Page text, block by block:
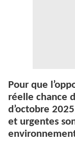
Pour que
réelle chance
d’octobre
et urgentes